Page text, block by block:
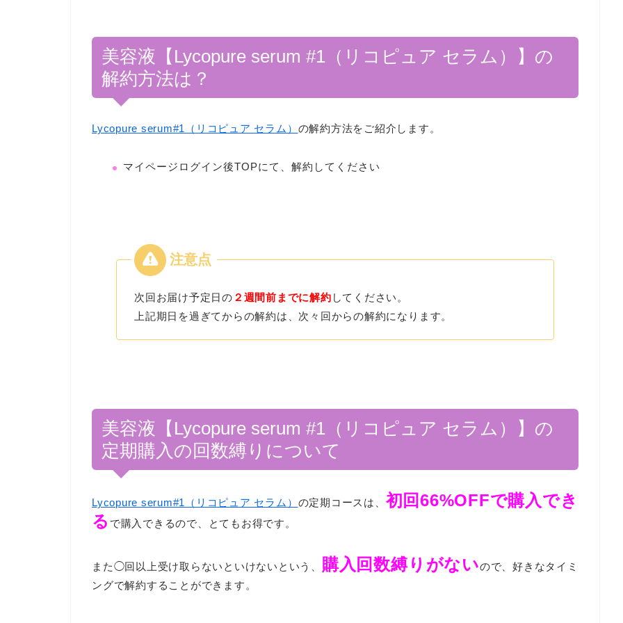
美容液【Lycopure serum #1（リコピュア セラム）】の
解約方法は？
Lycopure serum#1（リコピュア セラム） の解約方法をご紹介します。
マイページログイン後TOPにて、解約してください
次回お届け予定日の ２週間前までに解約 してください。
上記期日を過ぎてからの解約は、次々回からの解約になります。
美容液【Lycopure serum #1（リコピュア セラム）】の
定期購入の回数縛りについて
Lycopure serum#1（リコピュア セラム） の定期コースは、 初回66%OFFで購入でき
る で購入できるので、とてもお得です。
また◯回以上受け取らないといけないという、 購入回数縛りがないので、好きなタイミ
ングで解約することができます。